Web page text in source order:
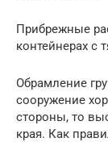
Прибрежные
контейнерах с
Обрамление
сооружение
стороны, то
края. Как